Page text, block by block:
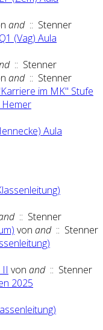
and:: Stenner
(Vag) Aula
:: Stenner
and:: Stenner
im MK" Stufe
Hemer
Aula
:: Stenner
von and:: Stenner
von and:: Stenner
2025